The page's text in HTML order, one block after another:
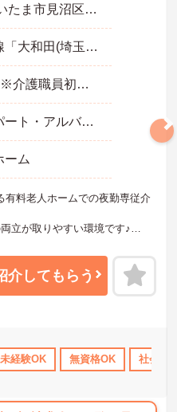
暇取得実績あり 社会保険完備
埼玉県 さいたま市見沼区 南中野1117-3
東武野田線「大和田(埼玉)駅」徒歩21分
■無資格可※介護職員初任者研修（ヘルパー2級）以上、介護福祉士 いずれかあれば尚可■経験不問
非常勤・パート・アルバイト
ーム
有料老人ホームでの夜勤専従介
立が取りやすい環境です♪
い。
介してもらう
未経験OK 無資格OK 社会保